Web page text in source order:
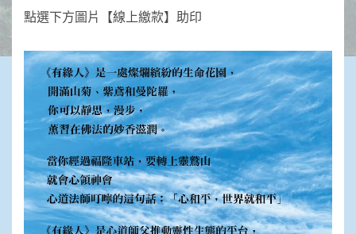
點選下方圖片【線上繳款】助印